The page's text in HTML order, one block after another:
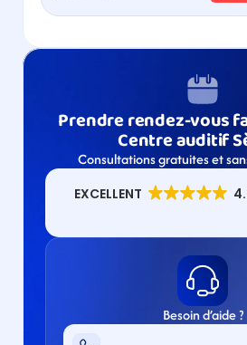
Prendre rendez-vous
Centre auditif
Consultations gratuites et
Besoin d’aide ?